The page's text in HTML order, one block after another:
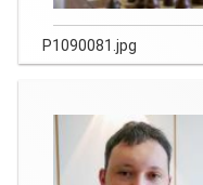
P1090081.jpg